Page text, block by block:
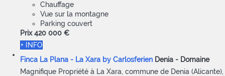
Chauffage
Vue sur la montagne
Parking couvert
Prix 420 000 €
+ INFO
Finca La Plana - La Xara by Carlosferien Denia - Domaine
Magnifique Propriété à La Xara, commune de Denia (Alicante),